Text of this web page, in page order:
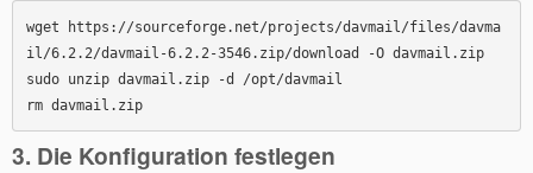
wget https://sourceforge.net/projects/davmail/files/davma
il/6.2.2/davmail-6.2.2-3546.zip/download -O davmail.zip
sudo unzip davmail.zip -d /opt/davmail
rm davmail.zip
3. Die Konfiguration festlegen